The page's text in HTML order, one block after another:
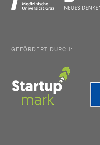
GEFÖRDERT DURCH: